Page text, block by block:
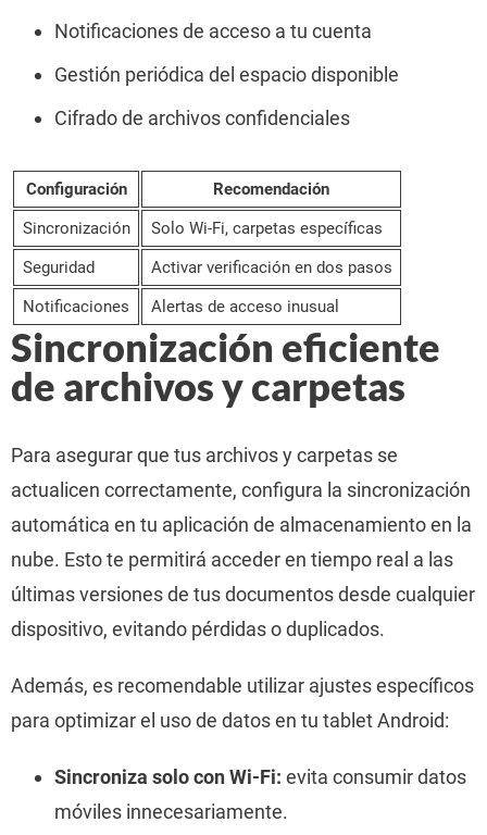
Notificaciones de acceso a tu cuenta
Gestión periódica del espacio disponible
Cifrado de archivos confidenciales
Configuración
Recomendación
Sincronización
Solo Wi-Fi, carpetas específicas
Seguridad
Activar verificación en dos pasos
Notificaciones
Alertas de acceso inusual
Sincronización eficiente
de archivos y carpetas
Para asegurar que tus archivos y carpetas se
actualicen correctamente, configura la sincronización
automática en tu aplicación de almacenamiento en la
nube. Esto te permitirá acceder en tiempo real a las
últimas versiones de tus documentos desde cualquier
dispositivo, evitando pérdidas o duplicados.
Además, es recomendable utilizar ajustes específicos
para optimizar el uso de datos en tu tablet Android:
Sincroniza solo con Wi-Fi: evita consumir datos
móviles innecesariamente.